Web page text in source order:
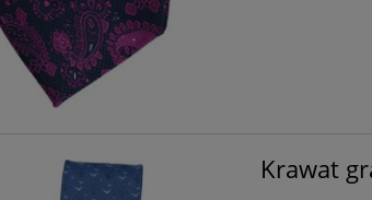
Krawat